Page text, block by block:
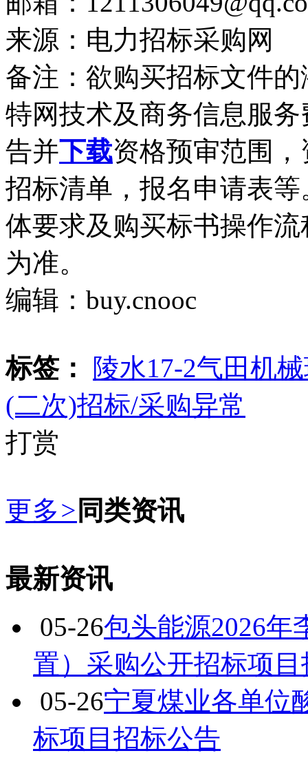
来源：电力招标采购网
备注：欲购买招标文件
特网技术及商务信息服
告并下载资格预审范围
招标清单，报名申请表
体要求及购买标书操作
为准。
编辑：buy.cnooc
标签：
陵水17-2气田机
(二次)招标/采购异常
打赏
更多> 同类资讯
最新资讯
05-26包头能源2026年
置）采购公开招标项
05-26宁夏煤业各单位
标项目招标公告